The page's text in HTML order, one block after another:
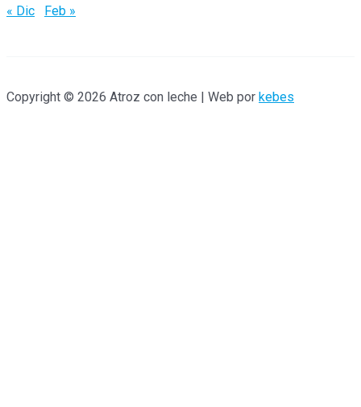
:« Dic Feb »
Copyright © 2026 Atroz con leche | Web por kebes